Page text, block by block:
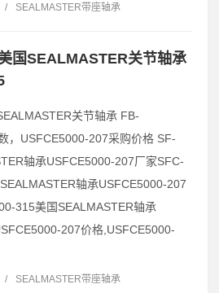
/ SEALMASTER带座轴承
国SEALMASTER关节轴承
关节轴承 FB-
，USFCE5000-207采购价格 SF-
轴承USFCE5000-207厂家SFC-
轴承USFCE5000-207
315美国SEALMASTER轴承
207价格,USFCE5000-
/ SEALMASTER带座轴承